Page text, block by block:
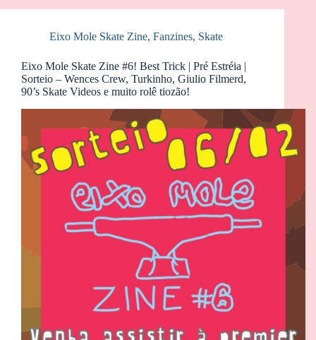
Eixo Mole Skate Zine, Fanzines, Skate
Eixo Mole Skate Zine #6! Best Trick | Pré Estréia |
Sorteio – Wences Crew, Turkinho, Giulio Filmerd,
90’s Skate Videos e muito rolê tiozão!